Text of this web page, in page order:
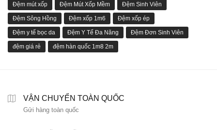
Đệm mút xốp Đệm Mút Xốp Mềm Đệm Sinh Viên
Đệm Sông Hồng Đệm xốp 1m6 Đệm xốp ép
Đệm y tế bọc da Đệm Y Tế Đa Năng Đệm Đơn Sinh Viên
đệm giá rẻ đệm hàn quốc 1m8 2m
VẬN CHUYỂN TOÀN QUỐC
Gửi hàng toàn quốc